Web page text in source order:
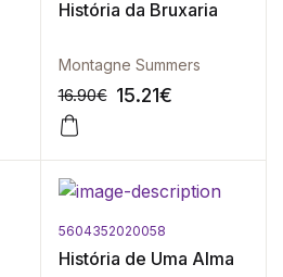
História da Bruxaria
Montagne Summers
16.90€ 15.21€
5604352020058
História de Uma Alma